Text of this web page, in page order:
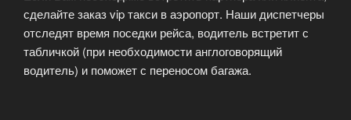
сделайте заказ vip такси в аэропорт. Наши диспетчеры
отследят время поседки рейса, водитель встретит с
табличкой (при необходимости англоговорящий
водитель) и поможет с переносом багажа.